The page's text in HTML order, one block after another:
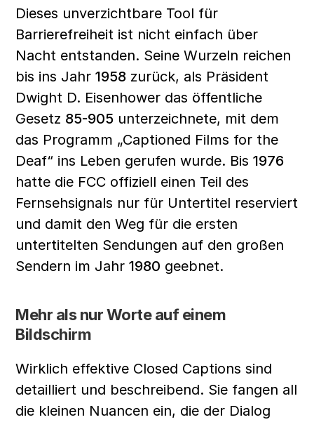
Dieses unverzichtbare Tool für
Barrierefreiheit ist nicht einfach über
Nacht entstanden. Seine Wurzeln reichen
bis ins Jahr 1958 zurück, als Präsident
Dwight D. Eisenhower das öffentliche
Gesetz 85-905 unterzeichnete, mit dem
das Programm „Captioned Films for the
Deaf“ ins Leben gerufen wurde. Bis 1976
hatte die FCC offiziell einen Teil des
Fernsehsignals nur für Untertitel reserviert
und damit den Weg für die ersten
untertitelten Sendungen auf den großen
Sendern im Jahr 1980 geebnet.
Mehr als nur Worte auf einem
Bildschirm
Wirklich effektive Closed Captions sind
detailliert und beschreibend. Sie fangen all
die kleinen Nuancen ein, die der Dialog